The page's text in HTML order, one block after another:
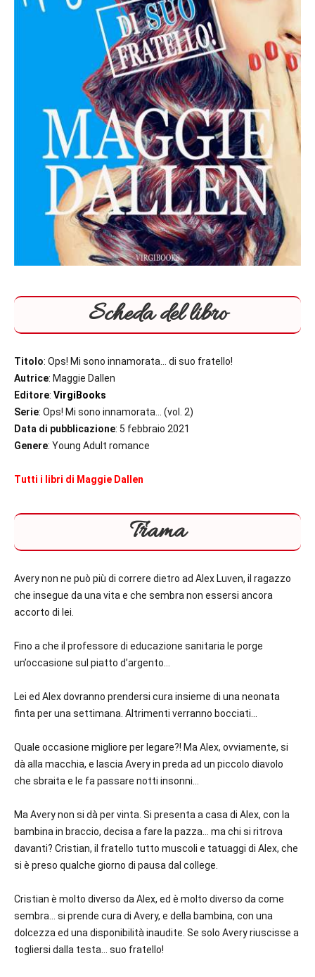
Scheda del libro
Titolo: Ops! Mi sono innamorata… di suo fratello!
Autrice: Maggie Dallen
Editore: VirgiBooks
Serie: Ops! Mi sono innamorata… (vol. 2)
Data di pubblicazione: 5 febbraio 2021
Genere: Young Adult romance
Tutti i libri di Maggie Dallen
Trama
Avery non ne può più di correre dietro ad Alex Luven, il ragazzo
che insegue da una vita e che sembra non essersi ancora
accorto di lei.
Fino a che il professore di educazione sanitaria le porge
un’occasione sul piatto d’argento…
Lei ed Alex dovranno prendersi cura insieme di una neonata
finta per una settimana. Altrimenti verranno bocciati…
Quale occasione migliore per legare?! Ma Alex, ovviamente, si
dà alla macchia, e lascia Avery in preda ad un piccolo diavolo
che sbraita e le fa passare notti insonni…
Ma Avery non si dà per vinta. Si presenta a casa di Alex, con la
bambina in braccio, decisa a fare la pazza… ma chi si ritrova
davanti? Cristian, il fratello tutto muscoli e tatuaggi di Alex, che
si è preso qualche giorno di pausa dal college.
Cristian è molto diverso da Alex, ed è molto diverso da come
sembra… si prende cura di Avery, e della bambina, con una
dolcezza ed una disponibilità inaudite. Se solo Avery riuscisse a
togliersi dalla testa… suo fratello!